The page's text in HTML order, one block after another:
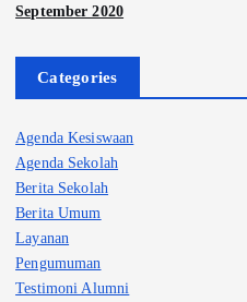
September 2020
Categories
Agenda Kesiswaan
Agenda Sekolah
Berita Sekolah
Berita Umum
Layanan
Pengumuman
Testimoni Alumni